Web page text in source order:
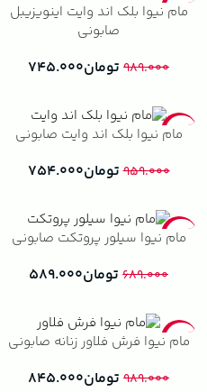
-25%
مام نیوا بلک اند وایت اینویزیبل
صابونی
۹۸۹.۰۰۰ تومان۷۴۵.۰۰۰
-21%
مام نیوا بلک اند وایت صابونی
۹۵۹.۰۰۰ تومان۷۵۴.۰۰۰
-15%
مام نیوا سیلور پروتکت صابونی
۶۸۹.۰۰۰ تومان۵۸۹.۰۰۰
-15%
مام نیوا فرش فلاور زنانه صابونی
۹۸۹.۰۰۰ تومان۸۴۵.۰۰۰